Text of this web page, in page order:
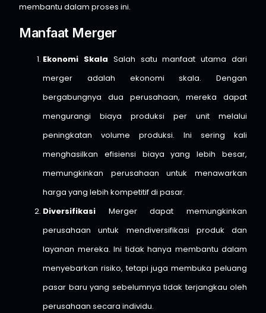
membantu dalam proses ini.
Manfaat Merger
Ekonomi Skala Salah satu manfaat utama dari
merger adalah ekonomi skala. Dengan
bergabungnya dua perusahaan, mereka dapat
mengurangi biaya produksi per unit melalui
peningkatan volume produksi. Ini sering kali
menghasilkan efisiensi biaya yang lebih besar,
memungkinkan perusahaan untuk menawarkan
harga yang lebih kompetitif di pasar.
Diversifikasi Merger dapat memungkinkan
perusahaan untuk mendiversifikasi produk dan
layanan mereka. Ini tidak hanya membantu dalam
menyebarkan risiko, tetapi juga membuka peluang
pasar baru yang sebelumnya tidak terjangkau oleh
perusahaan secara individu.